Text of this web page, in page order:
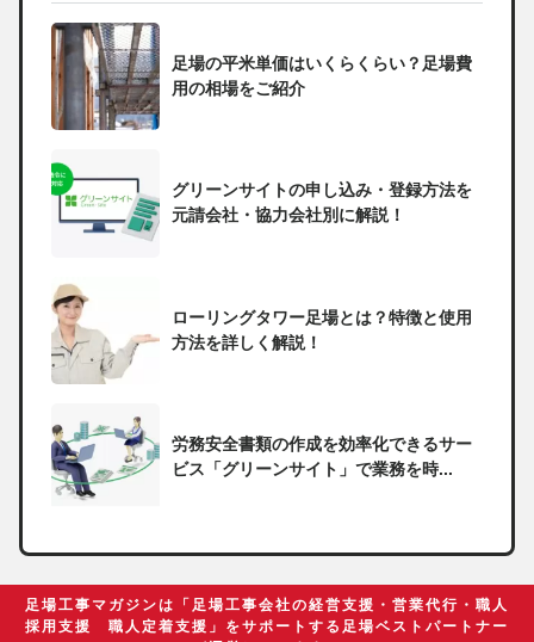
足場の平米単価はいくらくらい？足場費
用の相場をご紹介
グリーンサイトの申し込み・登録方法を
元請会社・協力会社別に解説！
ローリングタワー足場とは？特徴と使用
方法を詳しく解説！
労務安全書類の作成を効率化できるサー
ビス「グリーンサイト」で業務を時...
届いたらどうしたらいい？
足場工事マガジンは「足場工事会社の経営支援・営業代行・職人
採用支援 職人定着支援」をサポートする足場ベストパートナー